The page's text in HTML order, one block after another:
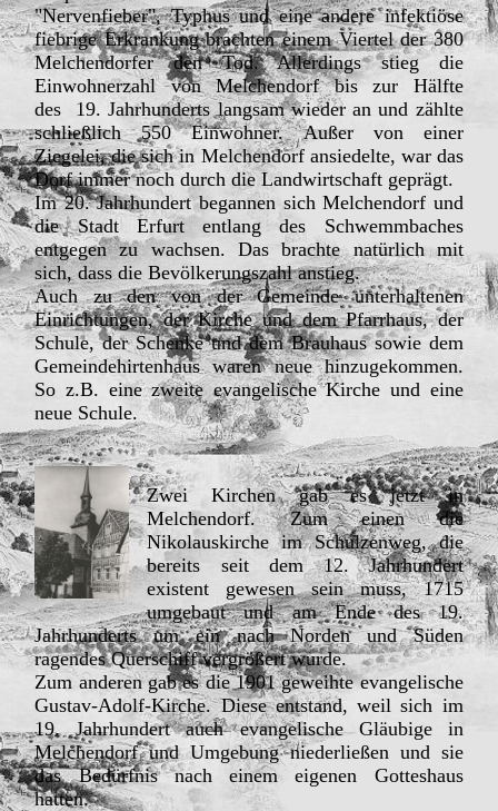
"Nervenfieber", Typhus und eine andere infektiöse
fiebrige Erkrankung brachten einem Viertel der 380
Melchendorfer den Tod. Allerdings stieg die
Einwohnerzahl von Melchendorf bis zur Hälfte
des 19. Jahrhunderts langsam wieder an und zählte
schließlich 550 Einwohner. Außer von einer
Ziegelei, die sich in Melchendorf ansiedelte, war das
Dorf immer noch durch die Landwirtschaft geprägt.
Im 20. Jahrhundert begannen sich Melchendorf und
die Stadt Erfurt entlang des Schwemmbaches
entgegen zu wachsen. Das brachte natürlich mit
sich, dass die Bevölkerungszahl anstieg.
Auch zu den von der Gemeinde unterhaltenen
Einrichtungen, der Kirche und dem Pfarrhaus, der
Schule, der Schenke und dem Brauhaus sowie dem
Gemeindehirtenhaus waren neue hinzugekommen.
So z.B. eine zweite evangelische Kirche und eine
neue Schule.
Zwei Kirchen gab es jetzt in
Melchendorf. Zum einen die
Nikolauskirche im Schulzenweg, die
bereits seit dem 12. Jahrhundert
existent gewesen sein muss, 1715
umgebaut und am Ende des 19.
Jahrhunderts um ein nach Norden und Süden
ragendes Querschiff vergrößert wurde.
Zum anderen gab es die 1901 geweihte evangelische
Gustav-Adolf-Kirche. Diese entstand, weil sich im
19. Jahrhundert auch evangelische Gläubige in
Melchendorf und Umgebung niederließen und sie
das Bedürfnis nach einem eigenen Gotteshaus
hatten.